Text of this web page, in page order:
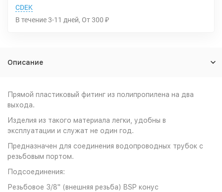
CDEK
В течение3-11 дней От 300 ₽
Описание
Прямой пластиковый фитинг из полипропилена на два
выхода.
Изделия из такого материала легки, удобны в
эксплуатации и служат не один год.
Предназначен для соединения водопроводных трубок с
резьбовым портом.
Подсоединения:
Резьбовое 3/8" (внешняя резьба) BSP конус